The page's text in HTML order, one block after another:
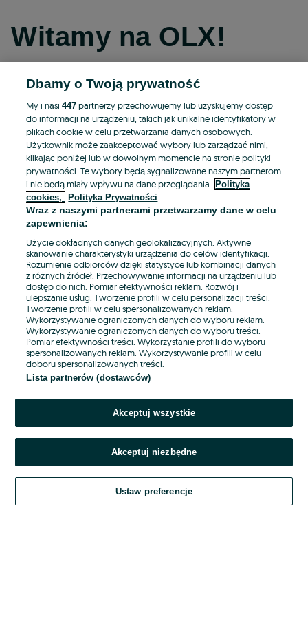
Witamy na OLX!
Kontynuuj przez Facebooka
Kontynuuj przez konto Apple
Kontynuuj przez konto Google
LUB
E-mail
Hasło
Nie pamiętasz hasła?
Zaloguj się
Kontynuując za pośrednictwem jednego z dostawców wskazanych powyżej,
Regulamin serwisu OLX.pl w jego aktualnym brzmieniu.
Dbamy o Twoją prywatność
My i nasi447 partnerzy przechowujemy lub uzyskujemy dostęp
do informacji na urządzeniu, takich jak unikalne identyfikatory w
plikach cookie w celu przetwarzania danych osobowych.
Użytkownik może zaakceptować wybory lub zarządzać nimi,
klikając poniżej lub w dowolnym momencie na stronie polityki
prywatności. Te wybory będą sygnalizowane naszym partnerom
i nie będą miały wpływu na dane przeglądania.
Polityka
cookies,
Polityka Prywatności
Wraz z naszymi partnerami przetwarzamy dane w celu
zapewnienia:
Użycie dokładnych danych geolokalizacyjnych. Aktywne
skanowanie charakterystyki urządzenia do celów identyfikacji.
Rozumienie odbiorców dzięki statystyce lub kombinacji danych
z różnych źródeł. Przechowywanie informacji na urządzeniu lub
dostęp do nich. Pomiar efektywności reklam. Rozwój i
ulepszanie usług. Tworzenie profili w celu personalizacji treści.
Tworzenie profili w celu spersonalizowanych reklam.
Wykorzystywanie ograniczonych danych do wyboru reklam.
Wykorzystywanie ograniczonych danych do wyboru treści.
Pomiar efektywności treści. Wykorzystanie profili do wyboru
spersonalizowanych reklam. Wykorzystywanie profili w celu
doboru spersonalizowanych treści.
Lista partnerów (dostawców)
Akceptuj wszystkie
Akceptuj niezbędne
Ustaw preferencje